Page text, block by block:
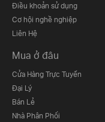
Điều khoản sử dụng
Cơ hội nghề nghiệp
Liên Hệ
Mua ở đâu
Cửa Hàng Trực Tuyến
Đại Lý
Bán Lẻ
Nhà Phân Phối